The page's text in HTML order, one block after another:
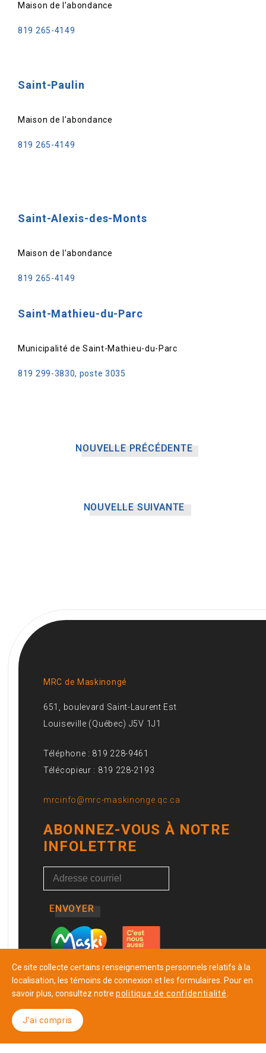
Maison de l’abondance
819 265-4149
Saint-Paulin
Maison de l’abondance
819 265-4149
Saint-Alexis-des-Monts
Maison de l’abondance
819 265-4149
Saint-Mathieu-du-Parc
Municipalité de Saint-Mathieu-du-Parc
819 299-3830, poste 3035
NOUVELLE PRÉCÉDENTE
NOUVELLE SUIVANTE
MRC de Maskinongé
651, boulevard Saint-Laurent Est
Louiseville (Québec) J5V 1J1
Téléphone : 819 228-9461
Télécopieur : 819 228-2193
mrcinfo@mrc-maskinonge.qc.ca
ABONNEZ-VOUS À NOTRE
INFOLETTRE
ENVOYER
Ce site collecte certains renseignements personnels relatifs à la
localisation, les témoins de connexion et les formulaires. Pour en
savoir plus, consultez notre politique de confidentialité
J'ai compris